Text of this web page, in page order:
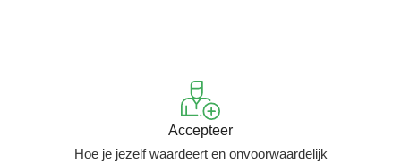
Accepteer
Hoe je jezelf waardeert en onvoorwaardelijk